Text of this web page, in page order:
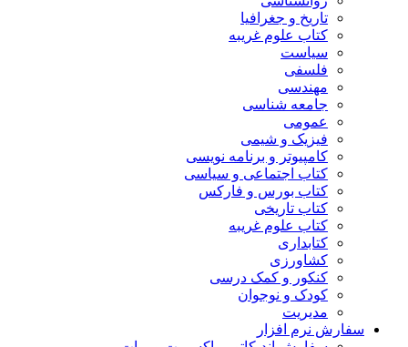
تاریخ و جغرافیا
کتاب علوم غریبه
سیاست
فلسفی
مهندسی
جامعه شناسی
عمومی
فیزیک و شیمی
کامپیوتر و برنامه نویسی
کتاب اجتماعی و سیاسی
کتاب بورس و فارکس
کتاب تاریخی
کتاب علوم غریبه
کتابداری
کشاورزی
کنکور و کمک‌ درسی
کودک و نوجوان
مدیریت
سفارش نرم افزار